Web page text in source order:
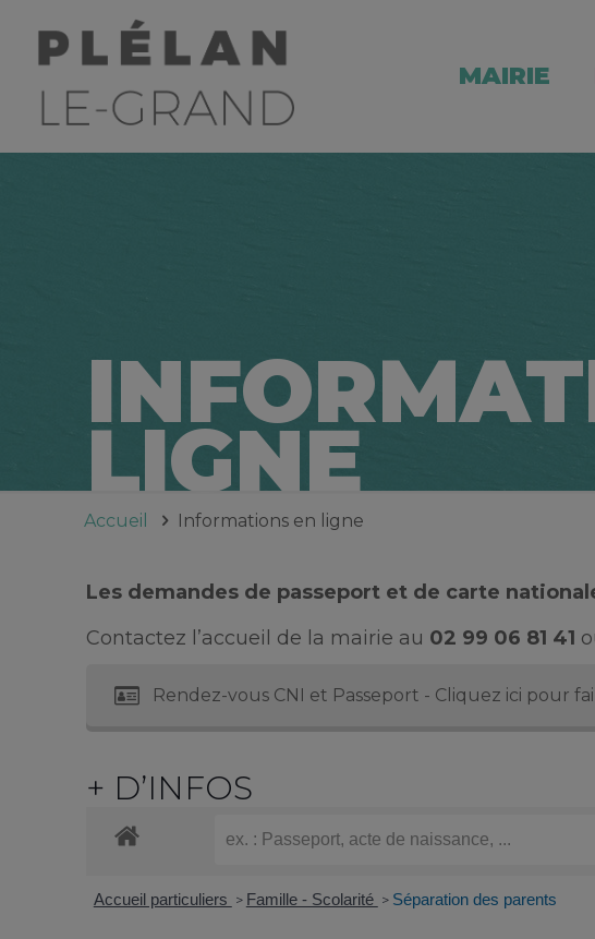
MAIRIE
LIGNE
Accueil Informations en ligne
Les demandes de passeport et de carte
Contactez l’accueil de la mairie au 02 99 06 81 41
Rendez-vous CNI et Passeport - Cliquez ici pour
+ D’INFOS
Accueil particuliers > Famille - Scolarité > Séparation des parents